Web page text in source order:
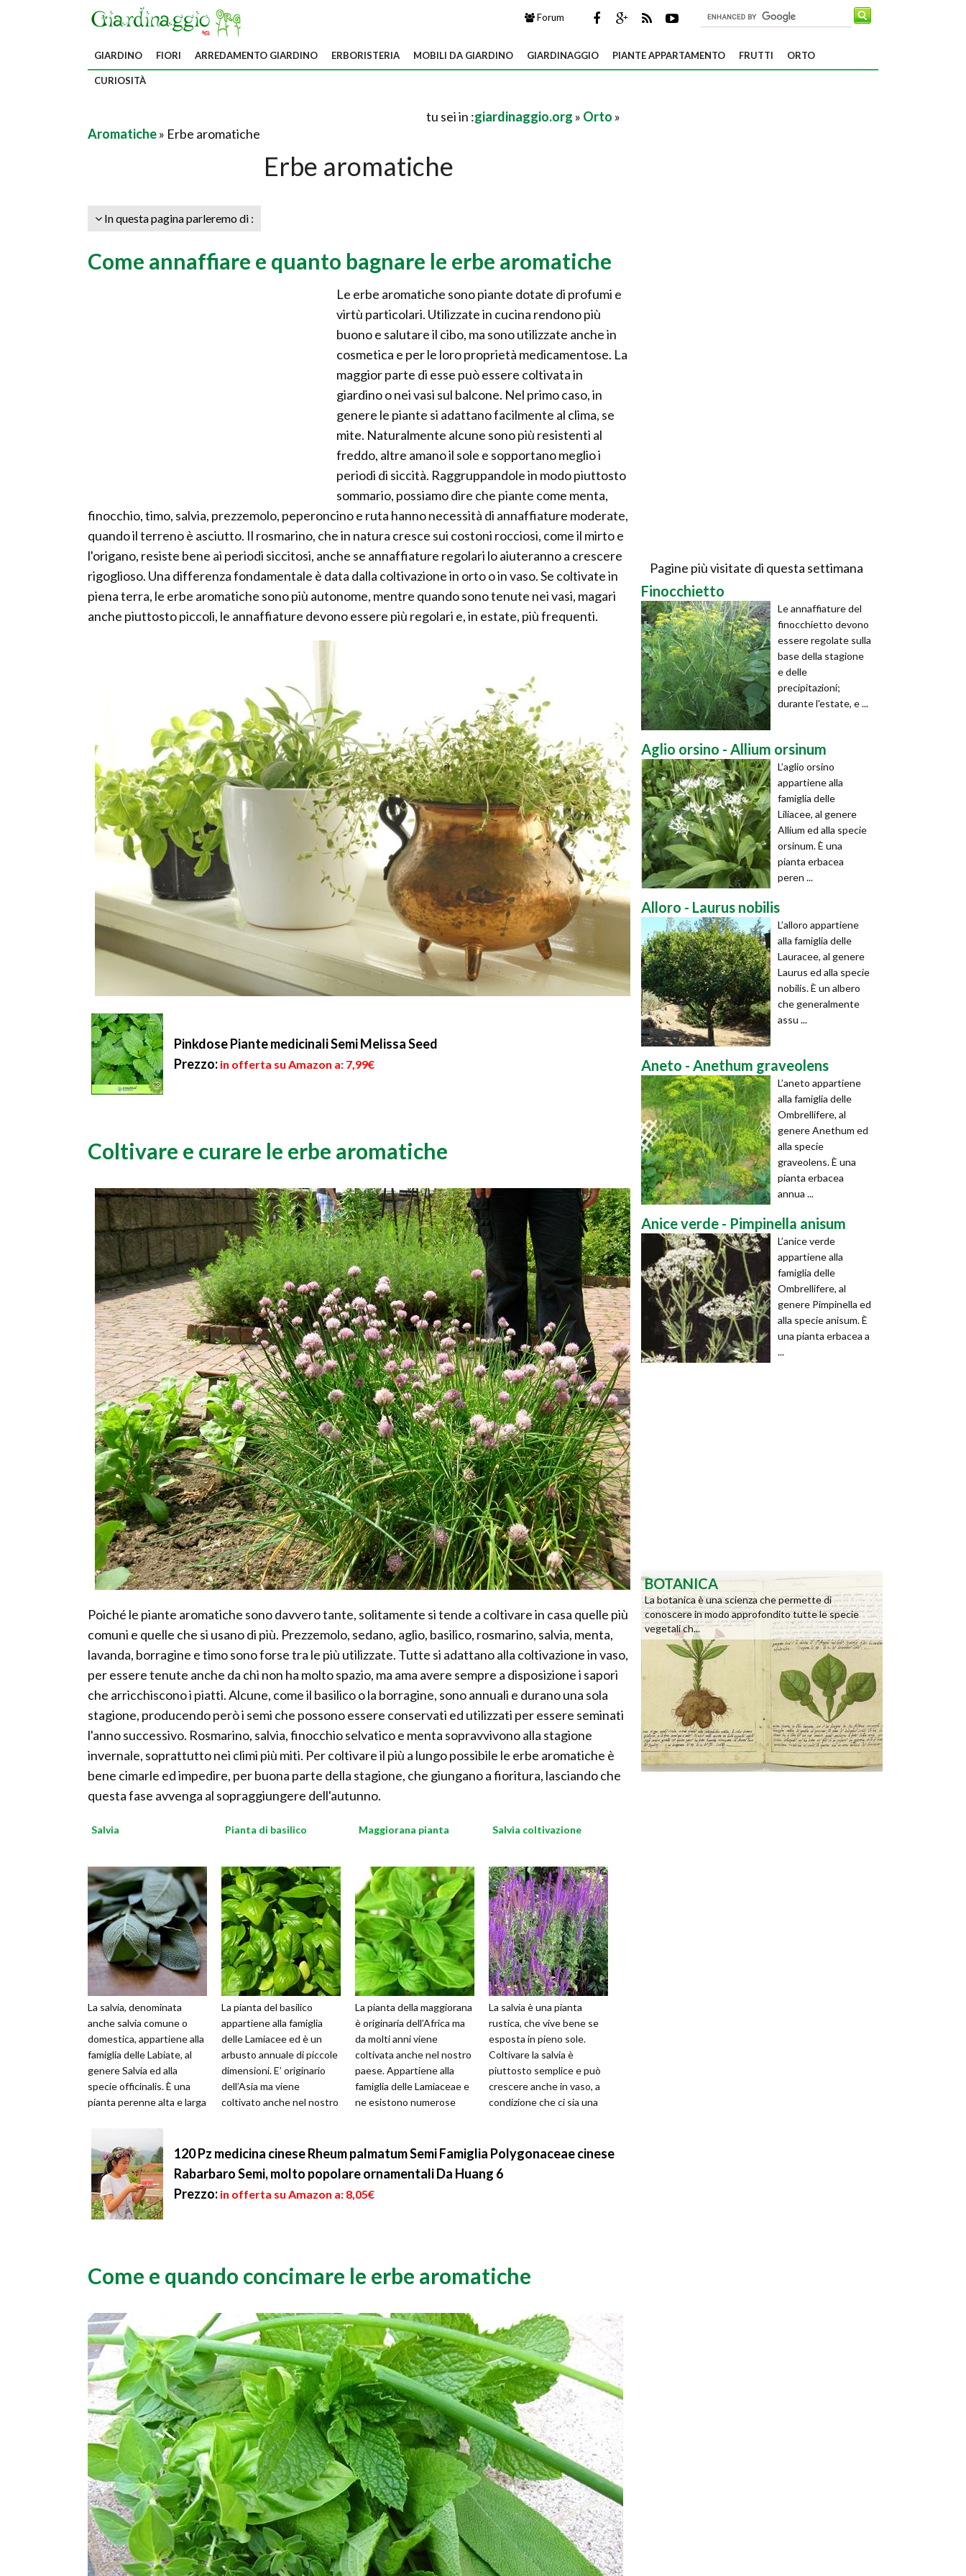
Forum
GIARDINO FIORI ARREDAMENTO GIARDINO ERBORISTERIA MOBILI DA GIARDINO GIARDINAGGIO PIANTE APPARTAMENTO FRUTTI ORTO
CURIOSITÀ
tu sei in :giardinaggio.org » Orto »
Aromatiche» Erbe aromatiche
Erbe aromatiche
In questa pagina parleremo di :
Come annaffiare e quanto bagnare le erbe aromatiche
Le erbe aromatiche sono piante dotate di profumi e
virtù particolari. Utilizzate in cucina rendono più
buono e salutare il cibo, ma sono utilizzate anche in
cosmetica e per le loro proprietà medicamentose. La
maggior parte di esse può essere coltivata in
giardino o nei vasi sul balcone. Nel primo caso, in
genere le piante si adattano facilmente al clima, se
mite. Naturalmente alcune sono più resistenti al
freddo, altre amano il sole e sopportano meglio i
periodi di siccità. Raggruppandole in modo piuttosto
sommario, possiamo dire che piante come menta,
finocchio, timo, salvia, prezzemolo, peperoncino e ruta hanno necessità di annaffiature moderate,
quando il terreno è asciutto. Il rosmarino, che in natura cresce sui costoni rocciosi, come il mirto e
l'origano, resiste bene ai periodi siccitosi, anche se annaffiature regolari lo aiuteranno a crescere
rigoglioso. Una differenza fondamentale è data dalla coltivazione in orto o in vaso. Se coltivate in
piena terra, le erbe aromatiche sono più autonome, mentre quando sono tenute nei vasi, magari
anche piuttosto piccoli, le annaffiature devono essere più regolari e, in estate, più frequenti.
Pinkdose Piante medicinali Semi Melissa Seed
Prezzo: in offerta su Amazon a: 7,99€
Coltivare e curare le erbe aromatiche
Poiché le piante aromatiche sono davvero tante, solitamente si tende a coltivare in casa quelle più
comuni e quelle che si usano di più. Prezzemolo, sedano, aglio, basilico, rosmarino, salvia, menta,
lavanda, borragine e timo sono forse tra le più utilizzate. Tutte si adattano alla coltivazione in vaso,
per essere tenute anche da chi non ha molto spazio, ma ama avere sempre a disposizione i sapori
che arricchiscono i piatti. Alcune, come il basilico o la borragine, sono annuali e durano una sola
stagione, producendo però i semi che possono essere conservati ed utilizzati per essere seminati
l'anno successivo. Rosmarino, salvia, finocchio selvatico e menta sopravvivono alla stagione
invernale, soprattutto nei climi più miti. Per coltivare il più a lungo possibile le erbe aromatiche è
bene cimarle ed impedire, per buona parte della stagione, che giungano a fioritura, lasciando che
questa fase avvenga al sopraggiungere dell'autunno.
Salvia
La salvia, denominata
anche salvia comune o
domestica, appartiene alla
famiglia delle Labiate, al
genere Salvia ed alla
specie officinalis. È una
pianta perenne alta e larga
Pianta di basilico
La pianta del basilico
appartiene alla famiglia
delle Lamiacee ed è un
arbusto annuale di piccole
dimensioni. E’ originario
dell’Asia ma viene
coltivato anche nel nostro
Maggiorana pianta
La pianta della maggiorana
è originaria dell’Africa ma
da molti anni viene
coltivata anche nel nostro
paese. Appartiene alla
famiglia delle Lamiaceae e
ne esistono numerose
Salvia coltivazione
La salvia è una pianta
rustica, che vive bene se
esposta in pieno sole.
Coltivare la salvia è
piuttosto semplice e può
crescere anche in vaso, a
condizione che ci sia una
120 Pz medicina cinese Rheum palmatum Semi Famiglia Polygonaceae cinese
Rabarbaro Semi, molto popolare ornamentali Da Huang 6
Prezzo: in offerta su Amazon a: 8,05€
Come e quando concimare le erbe aromatiche
Pagine più visitate di questa settimana
Finocchietto
Le annaffiature del
finocchietto devono
essere regolate sulla
base della stagione
e delle
precipitazioni;
durante l'estate, e ...
Aglio orsino - Allium orsinum
L’aglio orsino
appartiene alla
famiglia delle
Liliacee, al genere
Allium ed alla specie
orsinum. È una
pianta erbacea
peren ...
Alloro - Laurus nobilis
L’alloro appartiene
alla famiglia delle
Lauracee, al genere
Laurus ed alla specie
nobilis. È un albero
che generalmente
assu ...
Aneto - Anethum graveolens
L’aneto appartiene
alla famiglia delle
Ombrellifere, al
genere Anethum ed
alla specie
graveolens. È una
pianta erbacea
annua ...
Anice verde - Pimpinella anisum
L’anice verde
appartiene alla
famiglia delle
Ombrellifere, al
genere Pimpinella ed
alla specie anisum. È
una pianta erbacea a
...
BOTANICA
La botanica è una scienza che permette di
conoscere in modo approfondito tutte le specie
vegetali ch...